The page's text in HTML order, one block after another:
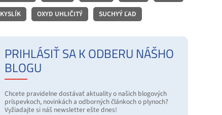
KYSLÍK
OXYD UHLIČITÝ SUCHYÝ ĽAD
PRIHLÁSIŤ SA K ODBERU NÁŠHO
BLOGU
Chcete pravidelne dostávať aktuality o našich blogových
príspevkoch, novinkách a odborných článkoch o plynoch?
Vyžiadajte si náš newsletter ešte dnes!